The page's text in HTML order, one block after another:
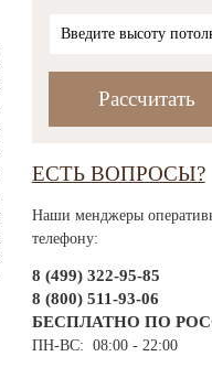
ЕСТЬ ВОПРОСЫ?
Наши менджеры
телефону:
8 (499) 322-95-85
8 (800) 511-93-06
БЕСПЛАТНО ПО
ПН-ВС: 08:00 - 22:00